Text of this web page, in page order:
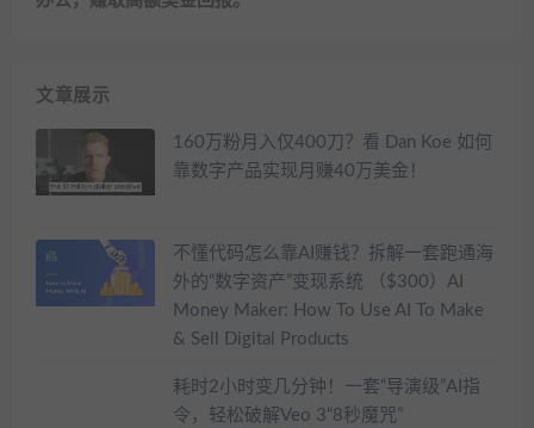
文章展示
160万粉月入仅400刀？看 Dan Koe 如何
靠数字产品实现月赚40万美金！
不懂代码怎么靠AI赚钱？拆解一套跑通海
外的“数字资产”变现系统 （$300）AI
Money Maker: How To Use AI To Make
& Sell Digital Products
耗时2小时变几分钟！一套“导演级”AI指
令，轻松破解Veo 3“8秒魔咒”